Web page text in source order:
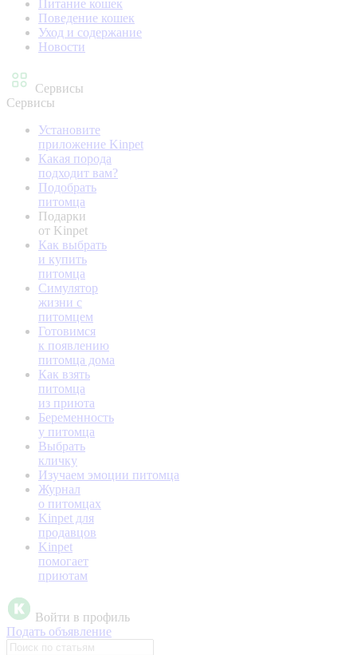
Питание кошек
Поведение кошек
Уход и содержание
Новости
Сервисы
Сервисы
Установите
приложение Kinpet
Какая порода
подходит вам?
Подобрать
питомца
Подарки
от Kinpet
Как выбрать
и купить
питомца
Симулятор
жизни с
питомцем
Готовимся
к появлению
питомца дома
Как взять
питомца
из приюта
Беременность
у питомца
Выбрать
кличку
Изучаем эмоции питомца
Журнал
о питомцах
Kinpet для
продавцов
Kinpet
помогает
приютам
Войти в профиль
Подать объявление